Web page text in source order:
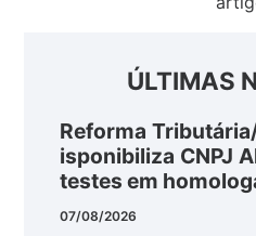
ÚLTIMAS
Reforma
isponibiliza CNPJ
testes em
07/08/2026